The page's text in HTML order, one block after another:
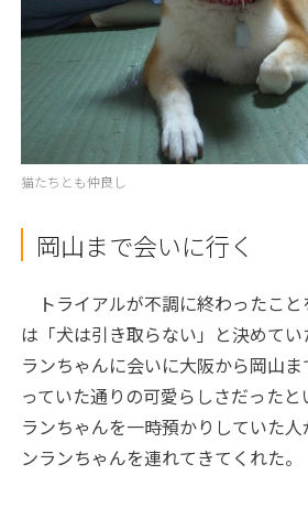
猫たちとも仲良し
岡山まで会いに行く
トライアルが不調に終わったこと
は「犬は引き取らない」と決めて
ランちゃんに会いに大阪から岡山
っていた通りの可愛らしさだった
ランちゃんを一時預かりしていた
ンランちゃんを連れてきてくれた。